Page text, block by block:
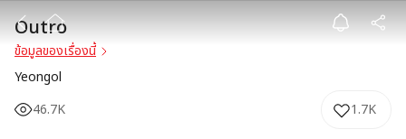
Outro
Outro
ข้อมูลของเรื่องนี้
Yeongol
46.7K
1.7K